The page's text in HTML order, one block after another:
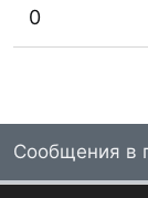
0
Сообщения в